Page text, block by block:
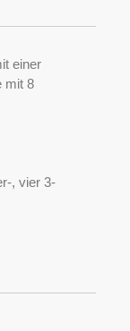
einer
mit 8
, vier 3-